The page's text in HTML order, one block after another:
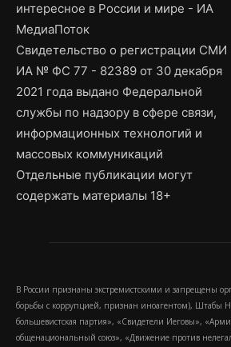
интересное в России и мире - ИА
МедиаПоток
Свидетельство о регистрации СМИ
ИА № ФС 77 - 82389 от 30 декабря
2021 года выдано Федеральной
службы по надзору в сфере связи,
информационных технологий и
массовых коммуникаций
Отдельные публикации могут
содержать материалы 18+
В России признаны экстремистскими и запрещены
борьбы с коррупцией, признан иноагентом), Штабы
большевистская партия», «Свидетели Иеговы»,
общенациональный союз», «Движение против